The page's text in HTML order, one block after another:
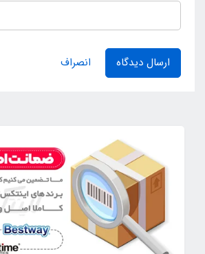
ارسال دیدگاه انصراف